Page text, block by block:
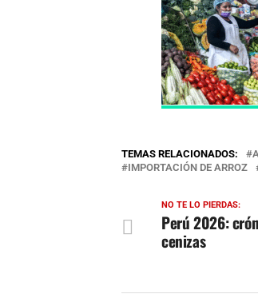
TEMAS RELACIONADOS:
IMPORTACIÓN DE ARROZ
NO TE LO PIERDAS:
Perú 2026:
cenizas